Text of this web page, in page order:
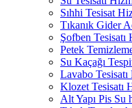
Sıhhi Tesisat
Tıkanık Gider
Şofben
Petek
Su Kaçağı
Lavabo
Klozet Tesisatı
Alt Yapı Pis Su